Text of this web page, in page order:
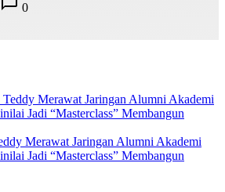
0
Merawat Jaringan Alumni Akademi
Jadi “Masterclass” Membangun